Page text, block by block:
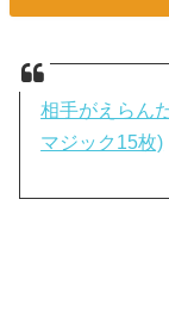
相手がえらん
マジック15枚)